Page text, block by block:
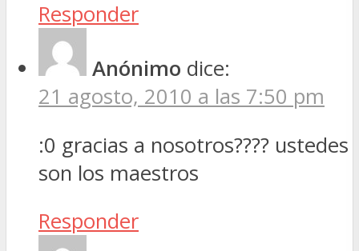
Responder
Anónimo dice:
21 agosto, 2010 a las 7:50 pm
:0 gracias a nosotros???? ustedes
son los maestros
Responder